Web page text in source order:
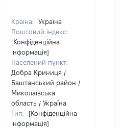
Країна:
Україна
Поштовий індекс:
[Конфіденційна
інформація]
Населений пункт:
Добра Криниця /
Баштанський район /
Миколаївська
область / Україна
Тип:
[Конфіденційна
інформація]